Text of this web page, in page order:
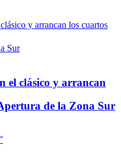
el clásico y arrancan
de la Zona Sur